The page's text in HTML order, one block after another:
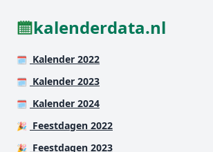
kalenderdata.nl
🗓️ Kalender 2022
🗓️ Kalender 2023
🗓️ Kalender 2024
🎉 Feestdagen 2022
🎉 Feestdagen 2023